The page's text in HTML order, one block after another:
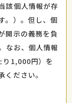
該個人情報が存
。）。但し、個
開示の義務を負
なお、個人情報
り1,000円）を
ださい。